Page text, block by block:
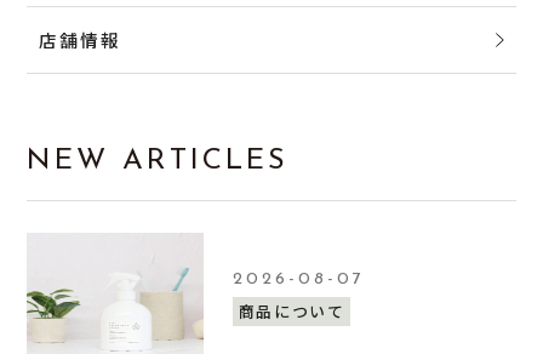
店舗情報
NEW ARTICLES
2026-08-07
商品について